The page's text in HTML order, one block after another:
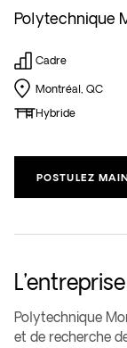
Polytechnique
Cadre
Montréal, QC
Hybride
POSTULEZ
L’entreprise
Polytechnique
et de recherche